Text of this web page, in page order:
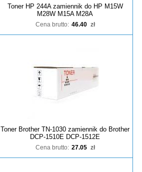
Toner HP 244A zamiennik do HP M15W
M28W M15A M28A
Cena brutto: 46.40 zł
Toner Brother TN-1030 zamiennik do Brother
DCP-1510E DCP-1512E
Cena brutto: 27.05 zł